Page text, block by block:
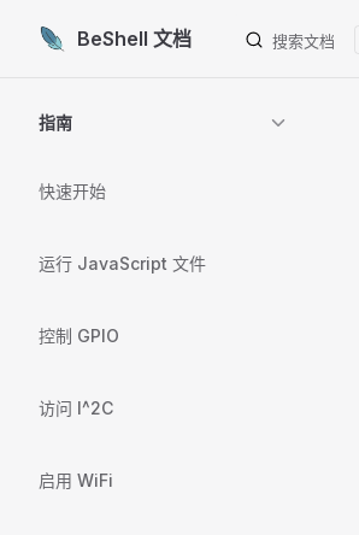
Skip to content
BeShell 文档 搜索文档
指南
快速开始
运行 JavaScript 文件
控制 GPIO
访问 I^2C
启用 WiFi